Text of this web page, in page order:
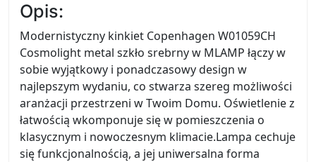
Opis:
Modernistyczny kinkiet Copenhagen W01059CH
Cosmolight metal szkło srebrny w MLAMP łączy w
sobie wyjątkowy i ponadczasowy design w
najlepszym wydaniu, co stwarza szereg możliwości
aranżacji przestrzeni w Twoim Domu. Oświetlenie z
łatwością wkomponuje się w pomieszczenia o
klasycznym i nowoczesnym klimacie.Lampa cechuje
się funkcjonalnością, a jej uniwersalna forma